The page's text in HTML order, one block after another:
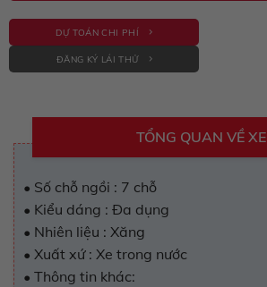
DỰ TOÁN CHI PHÍ
ĐĂNG KÝ LÁI THỬ
TỔNG QUAN VỀ XE
• Số chỗ ngồi : 7 chỗ
• Kiểu dáng : Đa dụng
• Nhiên liệu : Xăng
• Xuất xứ : Xe trong nước
• Thông tin khác: